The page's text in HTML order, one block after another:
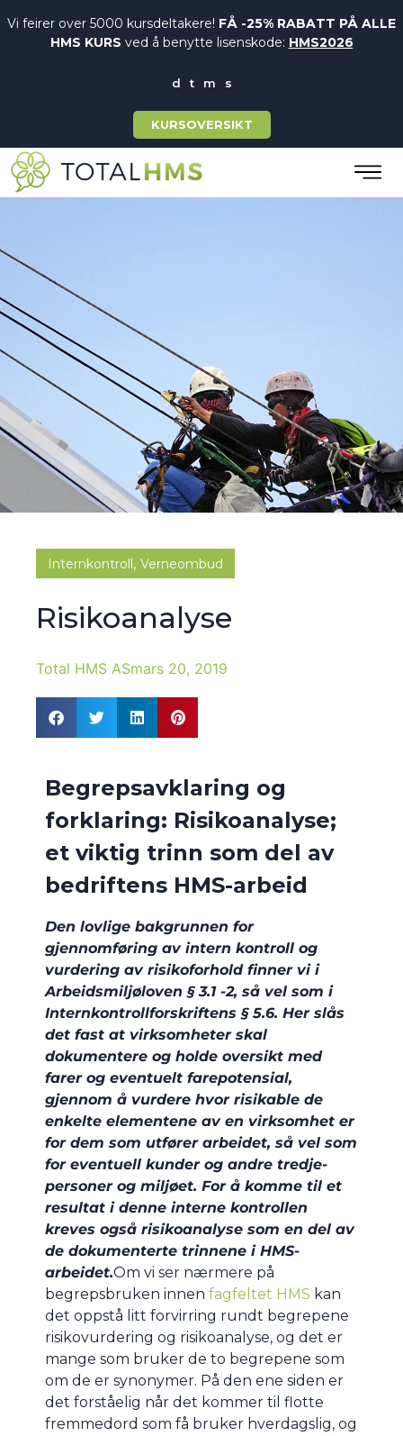
Vi feirer over 5000 kursdeltakere! FÅ -25% RABATT PÅ ALLE
HMS KURS ved å benytte lisenskode: HMS2026
KURSOVERSIKT
Internkontroll , Verneombud
Risikoanalyse
Total HMS ASmars 20, 2019
Begrepsavklaring og
forklaring: Risikoanalyse;
et viktig trinn som del av
bedriftens HMS-arbeid
Den lovlige bakgrunnen for
gjennomføring av intern kontroll og
vurdering av risikoforhold finner vi i
Arbeidsmiljøloven § 3.1 -2, så vel som i
Internkontrollforskriftens § 5.6. Her slås
det fast at virksomheter skal
dokumentere og holde oversikt med
farer og eventuelt farepotensial,
gjennom å vurdere hvor risikable de
enkelte elementene av en virksomhet er
for dem som utfører arbeidet, så vel som
for eventuell kunder og andre tredje-
personer og miljøet. For å komme til et
resultat i denne interne kontrollen
kreves også risikoanalyse som en del av
de dokumenterte trinnene i HMS-
arbeidet.Om vi ser nærmere på
begrepsbruken innen fagfeltet HMS kan
det oppstå litt forvirring rundt begrepene
risikovurdering og risikoanalyse, og det er
mange som bruker de to begrepene som
om de er synonymer. På den ene siden er
det forståelig når det kommer til flotte
fremmedord som få bruker hverdagslig, og